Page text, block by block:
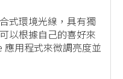
式環境光線，具有獨
以根據自己的喜好來
用程式來微調亮度並